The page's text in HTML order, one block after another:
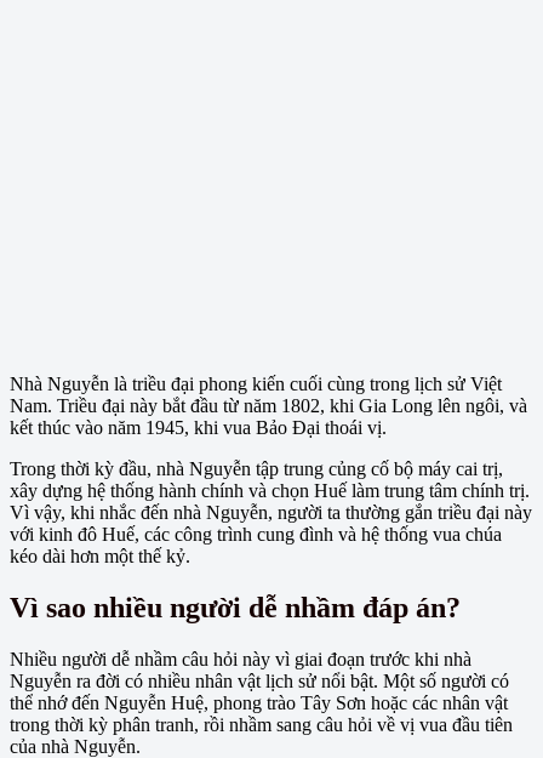
Nhà Nguyễn là triều đại phong kiến cuối cùng trong lịch sử Việt
Nam. Triều đại này bắt đầu từ năm 1802, khi Gia Long lên ngôi, và
kết thúc vào năm 1945, khi vua Bảo Đại thoái vị.
Trong thời kỳ đầu, nhà Nguyễn tập trung củng cố bộ máy cai trị,
xây dựng hệ thống hành chính và chọn Huế làm trung tâm chính trị.
Vì vậy, khi nhắc đến nhà Nguyễn, người ta thường gắn triều đại này
với kinh đô Huế, các công trình cung đình và hệ thống vua chúa
kéo dài hơn một thế kỷ.
Vì sao nhiều người dễ nhầm đáp án?
Nhiều người dễ nhầm câu hỏi này vì giai đoạn trước khi nhà
Nguyễn ra đời có nhiều nhân vật lịch sử nổi bật. Một số người có
thể nhớ đến Nguyễn Huệ, phong trào Tây Sơn hoặc các nhân vật
trong thời kỳ phân tranh, rồi nhầm sang câu hỏi về vị vua đầu tiên
của nhà Nguyễn.